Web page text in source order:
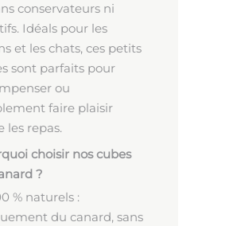
conservateurs ni
Idéals pour les
et les chats, ces petits
sont parfaits pour
ou
faire plaisir
les repas.
choisir nos cubes
?
% naturels :
du canard, sans